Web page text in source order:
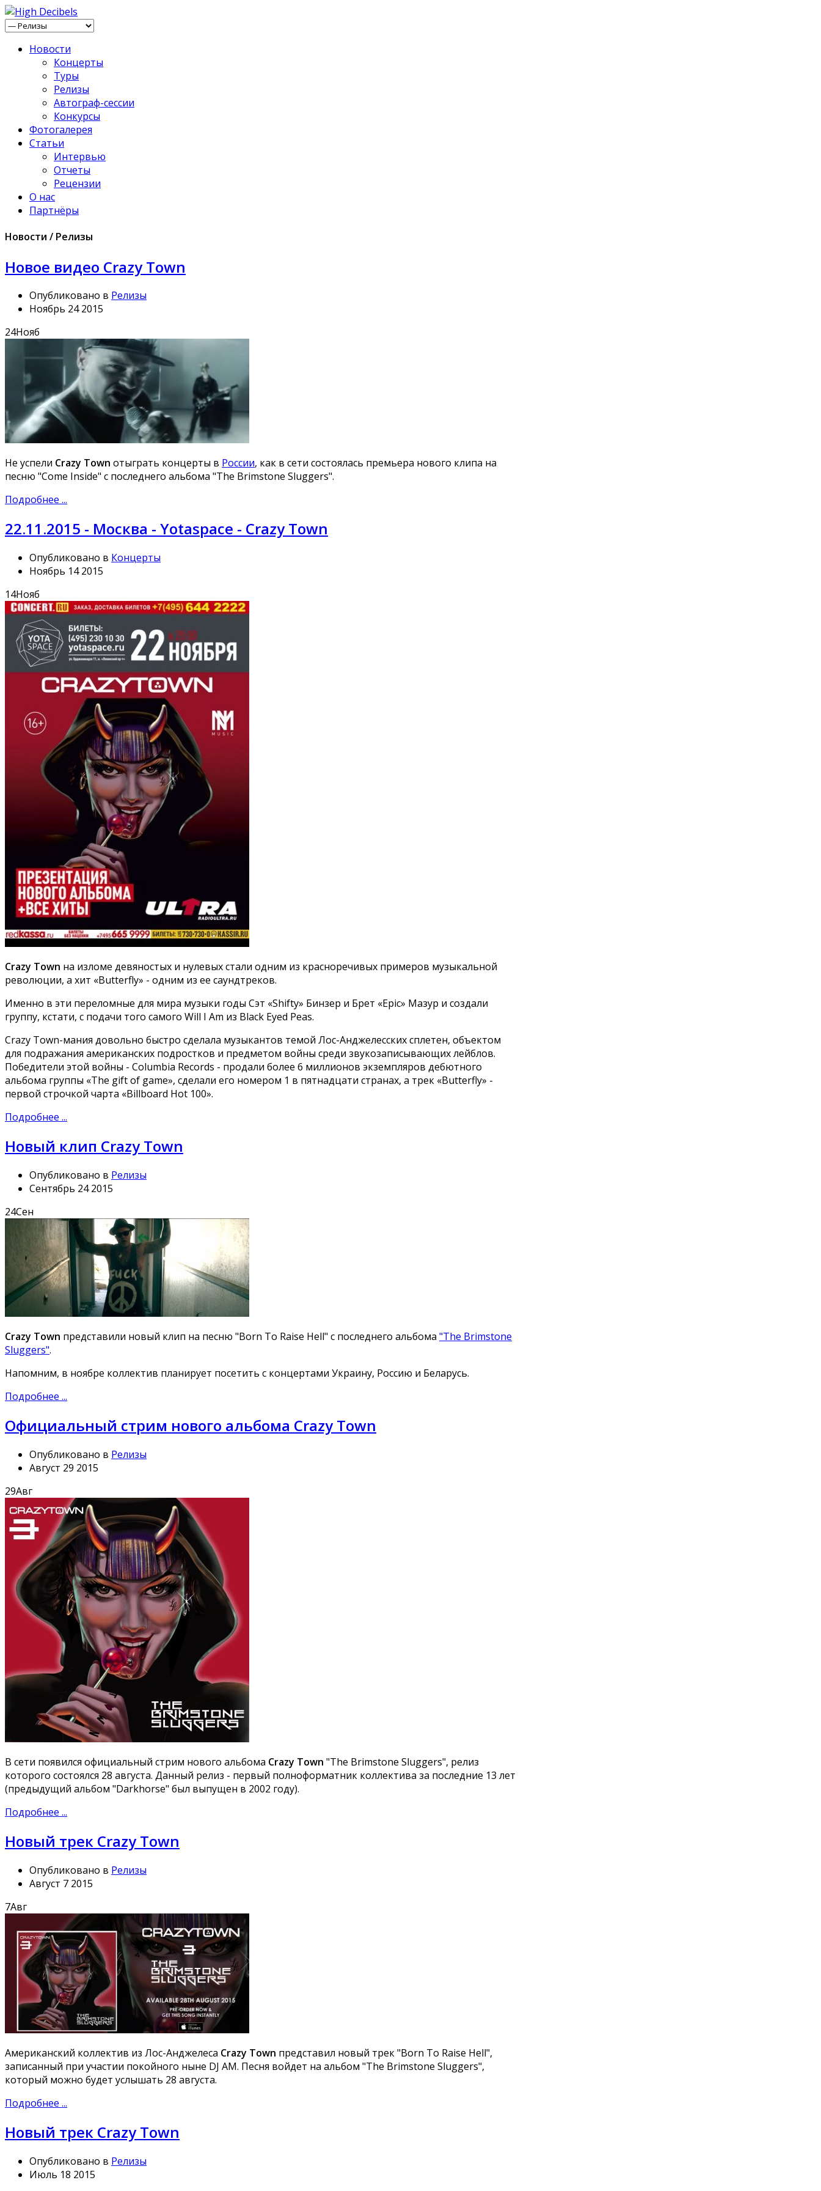
Новости
Концерты
Туры
Релизы
Автограф-сессии
Конкурсы
Фотогалерея
Статьи
Интервью
Отчеты
Рецензии
О нас
Партнёры
Новости / Релизы
Новое видео Crazy Town
Опубликовано в Релизы
Ноябрь 24 2015
24Нояб
Не успели Crazy Town отыграть концерты в России, как в сети состоялась премьера нового клипа на
песню "Come Inside" с последнего альбома "The Brimstone Sluggers".
Подробнее ...
22.11.2015 - Москва - Yotaspace - Crazy Town
Опубликовано в Концерты
Ноябрь 14 2015
14Нояб
Crazy Town на изломе девяностых и нулевых стали одним из красноречивых примеров музыкальной
революции, а хит «Butterfly» - одним из ее саундтреков.
Именно в эти переломные для мира музыки годы Сэт «Shifty» Бинзер и Брет «Epic» Мазур и создали
группу, кстати, с подачи того самого Will I Am из Black Eyed Peas.
Crazy Town-мания довольно быстро сделала музыкантов темой Лос-Анджелесских сплетен, объектом
для подражания американских подростков и предметом войны среди звукозаписывающих лейблов.
Победители этой войны - Columbia Records - продали более 6 миллионов экземпляров дебютного
альбома группы «The gift of game», сделали его номером 1 в пятнадцати странах, а трек «Butterfly» -
первой строчкой чарта «Billboard Hot 100».
Подробнее ...
Новый клип Crazy Town
Опубликовано в Релизы
Сентябрь 24 2015
24Сен
Crazy Town представили новый клип на песню "Born To Raise Hell" с последнего альбома "The Brimstone
Sluggers".
Напомним, в ноябре коллектив планирует посетить с концертами Украину, Россию и Беларусь.
Подробнее ...
Официальный стрим нового альбома Crazy Town
Опубликовано в Релизы
Август 29 2015
29Авг
В сети появился официальный стрим нового альбома Crazy Town "The Brimstone Sluggers", релиз
которого состоялся 28 августа. Данный релиз - первый полноформатник коллектива за последние 13 лет
(предыдущий альбом "Darkhorse" был выпущен в 2002 году).
Подробнее ...
Новый трек Crazy Town
Опубликовано в Релизы
Август 7 2015
7Авг
Американский коллектив из Лос-Анджелеса Crazy Town представил новый трек "Born To Raise Hell",
записанный при участии покойного ныне DJ AM. Песня войдет на альбом "The Brimstone Sluggers",
который можно будет услышать 28 августа.
Подробнее ...
Новый трек Crazy Town
Опубликовано в Релизы
Июль 18 2015